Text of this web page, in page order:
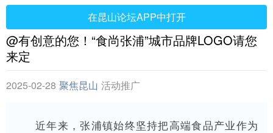
在昆山论坛APP中打开
@有创意的您！“食尚张浦”城市品牌LOGO请您
来定
2025-02-28 聚焦昆山 活动推广
近年来，张浦镇始终坚持把高端食品产业作为